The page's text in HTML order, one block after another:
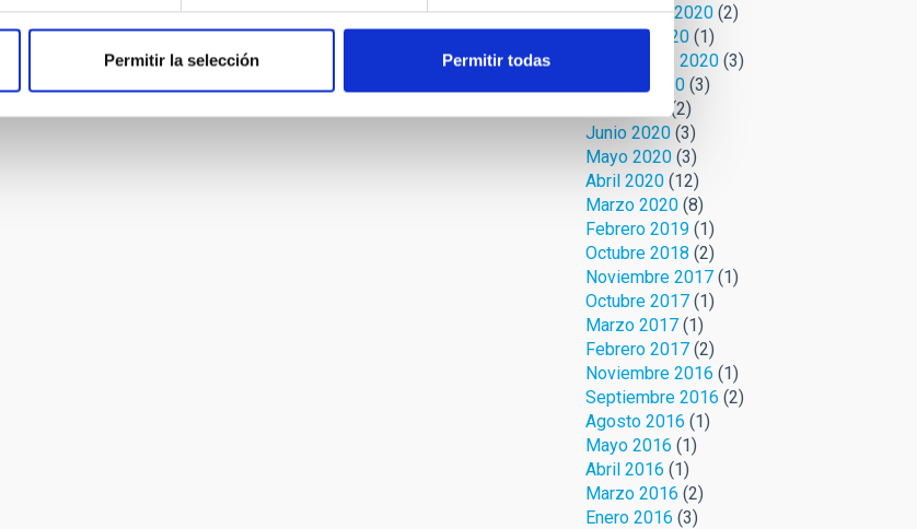
Permitir la selección Permitir todas
Noviembre 2020(2)
Octubre 2020(1)
Septiembre 2020(3)
Agosto 2020(3)
(2)
Junio 2020(3)
Mayo 2020(3)
Abril 2020(12)
Marzo 2020(8)
Febrero 2019(1)
Octubre 2018 (2)
Noviembre 2017(1)
Octubre 2017(1)
Marzo 2017(1)
Febrero 2017(2)
Noviembre 2016 (1)
Septiembre 2016 (2)
Agosto 2016 (1)
Mayo 2016 (1)
Abril 2016 (1)
Marzo 2016 (2)
Enero 2016 (3)